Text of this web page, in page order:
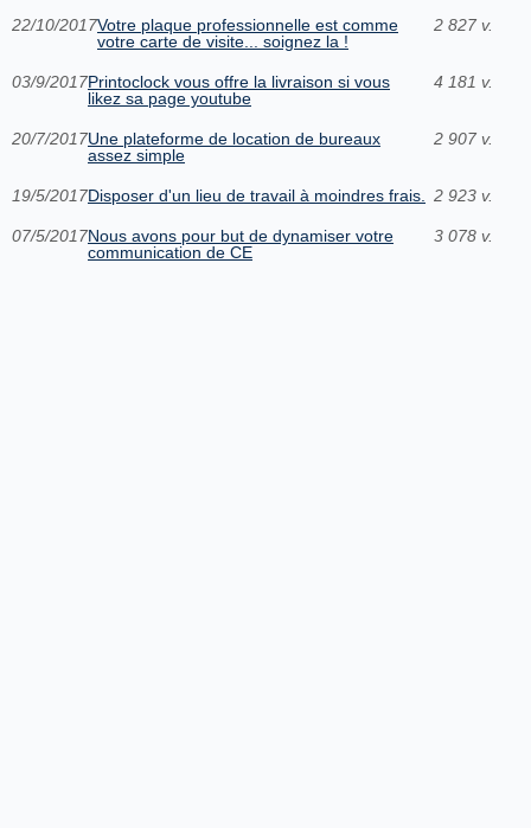
22/10/2017Votre plaque professionnelle est comme
votre carte de visite... soignez la !
2 827 v.
03/9/2017Printoclock vous offre la livraison si vous
likez sa page youtube
4 181 v.
20/7/2017Une plateforme de location de bureaux
assez simple
2 907 v.
19/5/2017Disposer d'un lieu de travail à moindres frais. 2 923 v.
07/5/2017Nous avons pour but de dynamiser votre
communication de CE
3 078 v.